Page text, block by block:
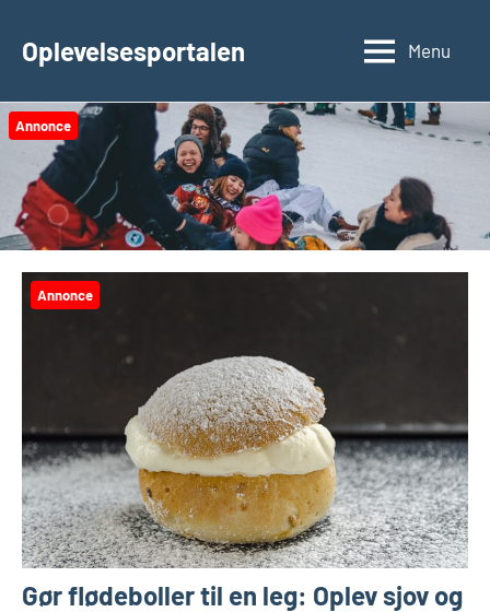
Oplevelsesportalen Menu
Annonce
Annonce
Gør flødeboller til en leg: Oplev sjov og